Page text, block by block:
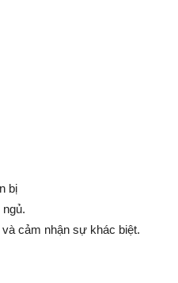
bị
cảm nhận sự khác biệt.